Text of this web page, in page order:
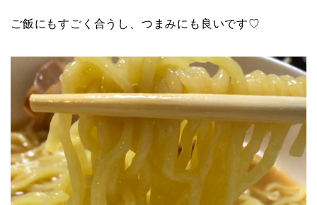
ご飯にもすごく合うし、つまみにも良いです♡